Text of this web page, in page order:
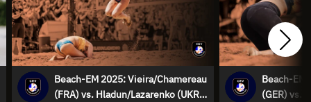
Beach-EM 2025: Vieira/Chamereau
(FRA) vs. Hladun/Lazarenko (UKR) |
Beach-
(GER) vs.